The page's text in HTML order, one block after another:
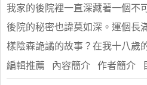
我家的後院裡一直深藏著一個不
後院的秘密也諱莫如深。運個長
樣陰森詭譎的故事？在我十八歲
編輯推薦 內容簡介 作者簡介